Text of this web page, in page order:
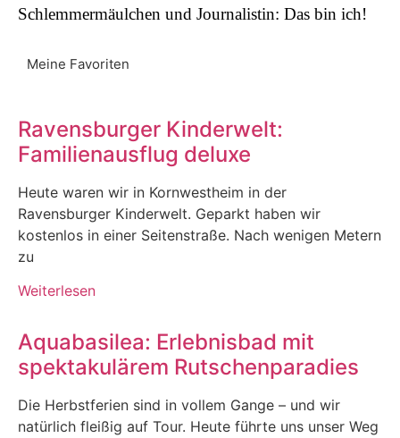
Schlemmermäulchen und Journalistin: Das bin ich!
Meine Favoriten
Ravensburger Kinderwelt:
Familienausflug deluxe
Heute waren wir in Kornwestheim in der
Ravensburger Kinderwelt. Geparkt haben wir
kostenlos in einer Seitenstraße. Nach wenigen Metern
zu
Weiterlesen
Aquabasilea: Erlebnisbad mit
spektakulärem Rutschenparadies
Die Herbstferien sind in vollem Gange – und wir
natürlich fleißig auf Tour. Heute führte uns unser Weg